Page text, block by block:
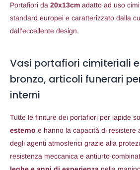
Portafiori da 20x13cm adatto ad uso
standard europei e caratterizzato dalla
dall’eccellente design.
Vasi portafiori cimiteriali
bronzo, articoli funerari
interni
Tutte le finiture dei portafiori per lapide
esterno e hanno la capacità di resistere
degli agenti atmosferici grazie alla
resistenza meccanica e antiurto